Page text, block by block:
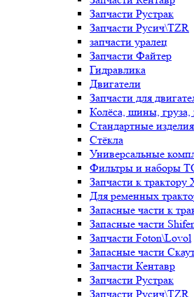
Запчасти Рустрак
Запчасти Русич\TZR
запчасти уралец
Запчасти Файтер
Гидравлика
Двигатели
Запчасти для
Колёса, шины, груза,
Стандартные изделия
Стёкла
Универсальные
Фильтры и наборы
Запчасти к трактору
Для ременных
Запасные части к
Запасные части
Запчасти Foton\Lovol
Запасные части
Запчасти Кентавр
Запчасти Рустрак
Запчасти Русич\TZR